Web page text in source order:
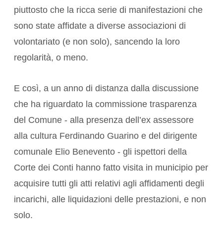
piuttosto che la ricca serie di manifestazioni che
sono state affidate a diverse associazioni di
volontariato (e non solo), sancendo la loro
regolarità, o meno.
E così, a un anno di distanza dalla discussione
che ha riguardato la commissione trasparenza
del Comune - alla presenza dell’ex assessore
alla cultura Ferdinando Guarino e del dirigente
comunale Elio Benevento - gli ispettori della
Corte dei Conti hanno fatto visita in municipio per
acquisire tutti gli atti relativi agli affidamenti degli
incarichi, alle liquidazioni delle prestazioni, e non
solo.